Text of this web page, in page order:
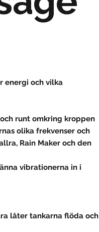
energi och vilka
runt omkring kroppen
olika frekvenser och
Rain Maker och den
vibrationerna in i
låter tankarna flöda och